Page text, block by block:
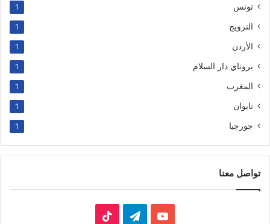
تونس 1
النرويج 1
الأردن 1
بروناي دار السلام 1
المغرب 1
تايوان 1
جورجيا 1
تواصل معنا
‫YouTubeتيلقرام